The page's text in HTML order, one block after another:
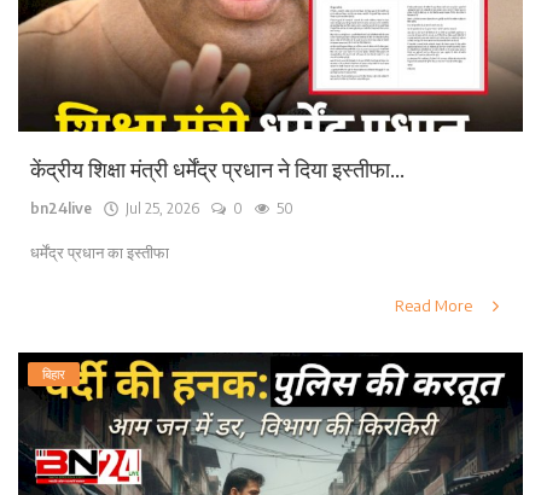
केंद्रीय शिक्षा मंत्री धर्मेंद्र प्रधान ने दिया इस्तीफा...
bn24live Jul 25, 2026 0 50
धर्मेंद्र प्रधान का इस्तीफा
Read More
बिहार